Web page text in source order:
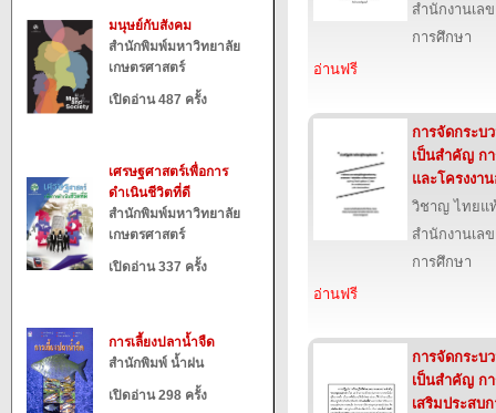
มนุษย์กับสังคม
สำนักพิมพ์มหาวิทยาลัย
เกษตรศาสตร์
เปิดอ่าน 487 ครั้ง
เศรษฐศาสตร์เพื่อการ
ดำเนินชีวิตที่ดี
สำนักพิมพ์มหาวิทยาลัย
เกษตรศาสตร์
เปิดอ่าน 337 ครั้ง
การเลี้ยงปลาน้ำจืด
สำนักพิมพ์ น้ำฝน
เปิดอ่าน 298 ครั้ง
สำนักงานเล
การศึกษา
อ่านฟรี
การจัดกระบ
เป็นสำคัญ ก
และโครงงา
วิชาญ ไทยแ
สำนักงานเล
การศึกษา
อ่านฟรี
การจัดกระบ
เป็นสำคัญ ก
เสริมประส